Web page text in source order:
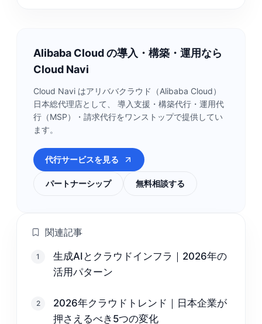
Alibaba Cloud の導入・構築・運用なら
Cloud Navi
Cloud Navi はアリババクラウド（Alibaba Cloud）
日本総代理店として、 導入支援・構築代行・運用代
行（MSP）・請求代行をワンストップで提供してい
ます。
代行サービスを見る
パートナーシップ 無料相談する
関連記事
1
生成AIとクラウドインフラ｜2026年の
活用パターン
2
2026年クラウドトレンド｜日本企業が
押さえるべき5つの変化